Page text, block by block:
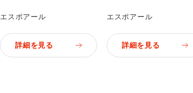
エスポアール
詳細を見る
エスポアール
詳細を見る